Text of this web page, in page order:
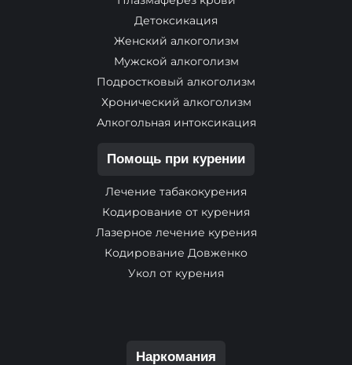
Детоксикация
Женский алкоголизм
Мужской алкоголизм
Подростковый алкоголизм
Хронический алкоголизм
Алкогольная интоксикация
Помощь при курении
Лечение табакокурения
Кодирование от курения
Лазерное лечение курения
Кодирование Довженко
Укол от курения
Наркомания